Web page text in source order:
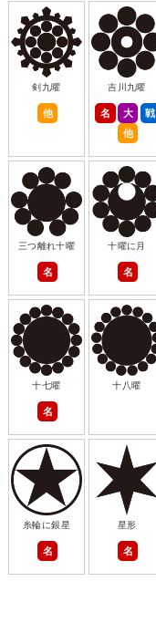
剣九曜
他
吉川九曜
名 大
戦
他
三つ離れ十曜
名
十曜に月
名
十七曜
名
十八曜
糸輪に銀星
名
星形
名